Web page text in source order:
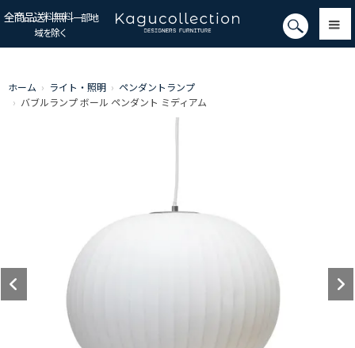
全商品送料無料一部地
域を除く
ホーム › ライト・照明 › ペンダントランプ
› バブルランプ ボール ペンダント ミディアム